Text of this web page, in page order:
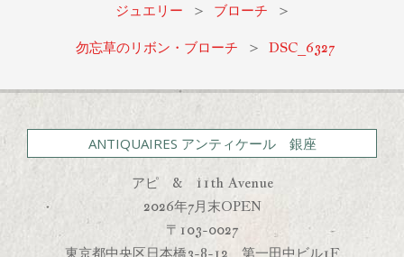
ジュエリー > ブローチ >
勿忘草のリボン・ブローチ > DSC_6327
ANTIQUAIRES アンティケール 銀座
アピ & 11th Avenue
2026年7月末OPEN
〒103-0027
東京都中央区日本橋3-8-12 第一田中ビル1F